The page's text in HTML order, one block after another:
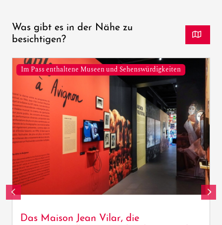
Was gibt es in der Nähe zu
besichtigen?
Im Pass enthaltene Museen und Sehenswürdigkeiten
Das Maison Jean Vilar, die